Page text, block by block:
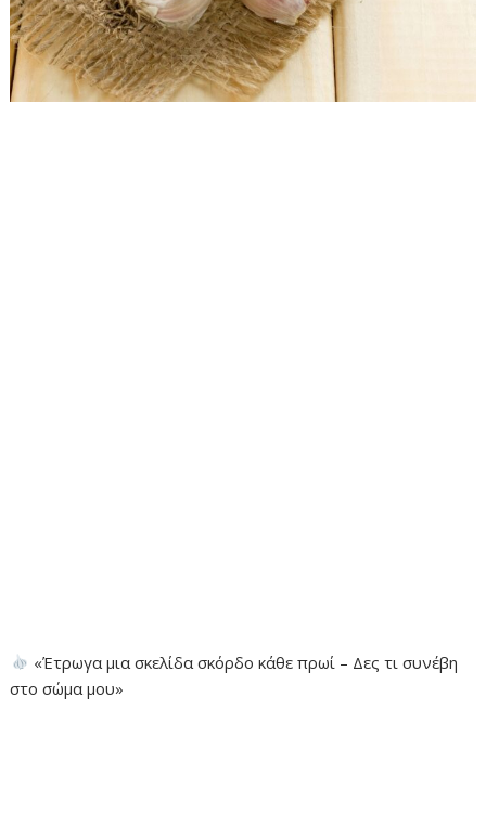
«Έτρωγα μια σκελίδα σκόρδο κάθε πρωί – Δες τι συνέβη
στο σώμα μου»